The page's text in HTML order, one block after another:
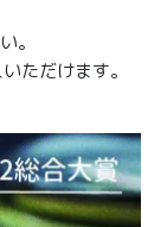
¥3,999
。
ただけます。